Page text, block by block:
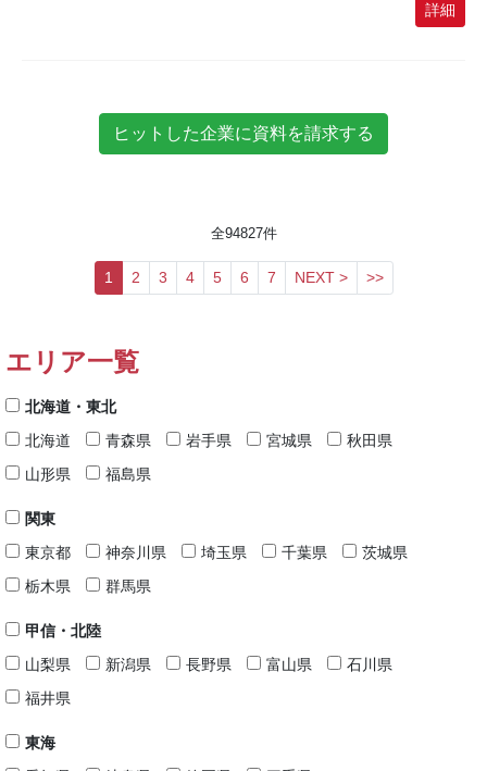
詳細
全94827件
1 2 3 4 5 6 7 NEXT > >>
エリア一覧
北海道・東北
北海道
青森県 岩手県 宮城県
秋田県
山形県
福島県
関東
東京都
神奈川県 埼玉県 千葉県
茨城県
栃木県
群馬県
甲信・北陸
山梨県
新潟県 長野県 富山県
石川県
福井県
東海